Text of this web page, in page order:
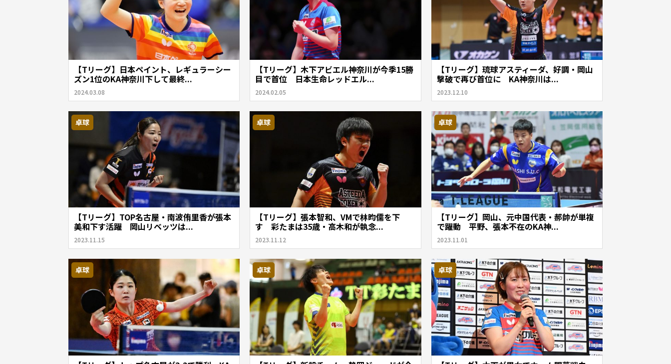
【Tリーグ】日本ペイント、レギュラーシー
ズン1位のKA神奈川下して最終...
2024.03.08
【Tリーグ】木下アビエル神奈川が今季15勝
目で首位 日本生命レッドエル...
2024.02.05
【Tリーグ】琉球アスティーダ、好調・岡山
撃破で再び首位に KA神奈川は...
2023.12.10
卓球
【Tリーグ】TOP名古屋・南波侑里香が張本
美和下す活躍 岡山リベッツは...
2023.11.15
卓球
【Tリーグ】張本智和、VMで林昀儒を下
す 彩たまは35歳・高木和が執念...
2023.11.12
卓球
【Tリーグ】岡山、元中国代表・郝帥が単複
で躍動 平野、張本不在のKA神...
2023.11.01
卓球 卓球 卓球